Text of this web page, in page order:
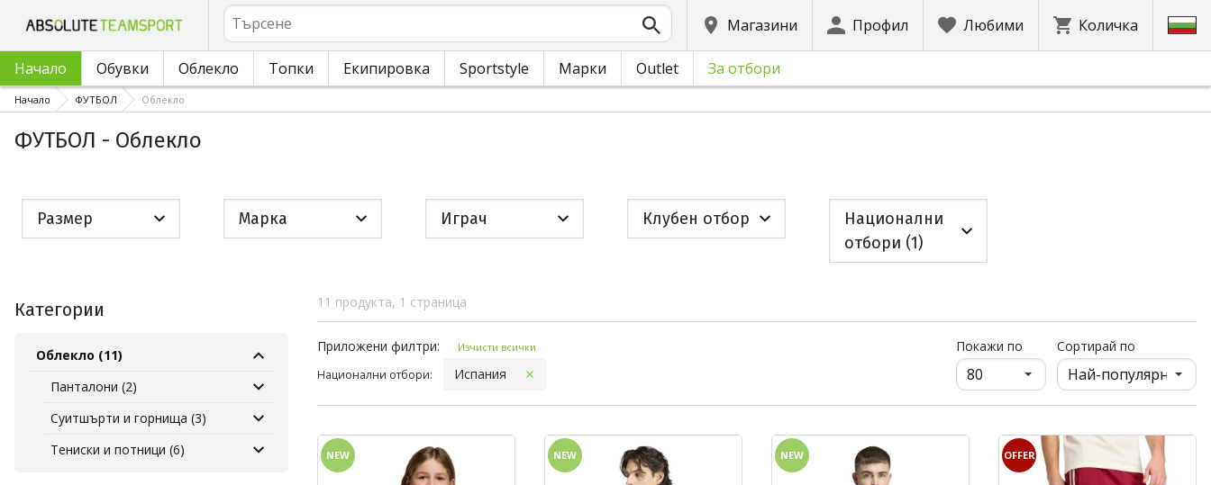
Търсене
Магазини Профил Любими Количка
Начало Обувки Облекло Топки Екипировка Sportstyle Марки Outlet За отбори
Начало ФУТБОЛ Облекло
ФУТБОЛ - Облекло
Размер Марка Играч Клубен отбор
Национални
отбори (1)
Категории
Облекло (11)
Панталони (2)
Суитшърти и горнища (3)
Тениски и потници (6)
11 продукта, 1 страница
Приложени филтри
Приложени филтри: Изчисти всички
Национални отбори: Испания
Покажи по продукти на страница
Сортирай по
NEW NEW NEW OFFER